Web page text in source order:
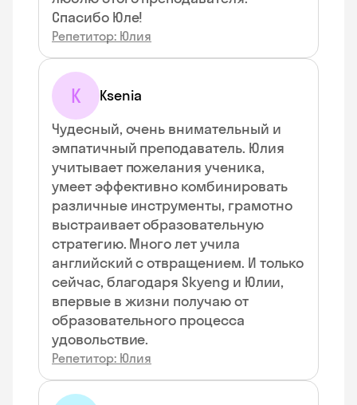
Спасибо Юле!
Репетитор: Юлия
K
Ksenia
Чудесный, очень внимательный и
эмпатичный преподаватель. Юлия
учитывает пожелания ученика,
умеет эффективно комбинировать
различные инструменты, грамотно
выстраивает образовательную
стратегию. Много лет учила
английский с отвращением. И только
сейчас, благодаря Skyeng и Юлии,
впервые в жизни получаю от
образовательного процесса
удовольствие.
Репетитор: Юлия